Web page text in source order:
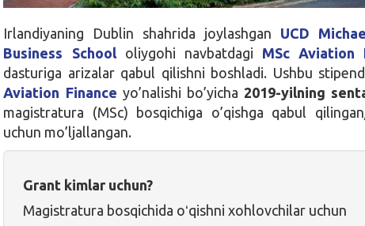
Irlandiyaning Dublin shahrida joylashgan UCD
Business Schoololiygohi navbatdagi MSc Aviation
dasturiga arizalar qabul qilishni boshladi. Ushbu
Aviation Finance yo’nalishi bo’yicha 2019-yilning
magistratura (MSc) bosqichiga o’qishga qabul
uchun mo’ljallangan.
Grant kimlar uchun?
Magistratura bosqichida oʻqishni xohlovchilar uchun